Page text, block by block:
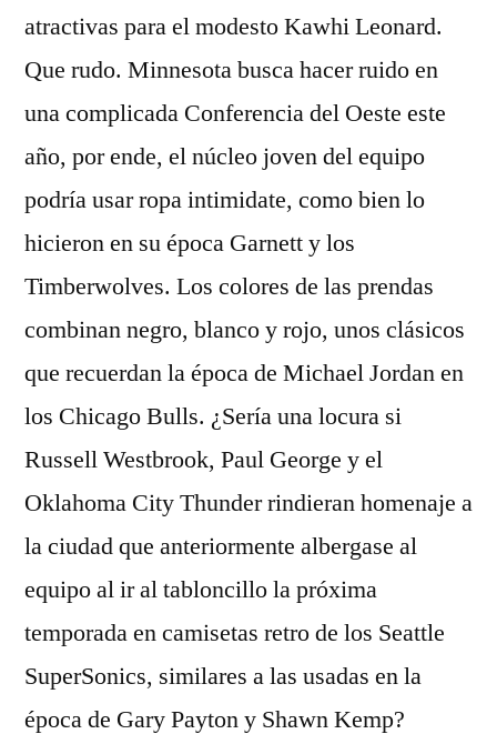
atractivas para el modesto Kawhi Leonard.
Que rudo. Minnesota busca hacer ruido en
una complicada Conferencia del Oeste este
año, por ende, el núcleo joven del equipo
podría usar ropa intimidate, como bien lo
hicieron en su época Garnett y los
Timberwolves. Los colores de las prendas
combinan negro, blanco y rojo, unos clásicos
que recuerdan la época de Michael Jordan en
los Chicago Bulls. ¿Sería una locura si
Russell Westbrook, Paul George y el
Oklahoma City Thunder rindieran homenaje a
la ciudad que anteriormente albergase al
equipo al ir al tabloncillo la próxima
temporada en camisetas retro de los Seattle
SuperSonics, similares a las usadas en la
época de Gary Payton y Shawn Kemp?